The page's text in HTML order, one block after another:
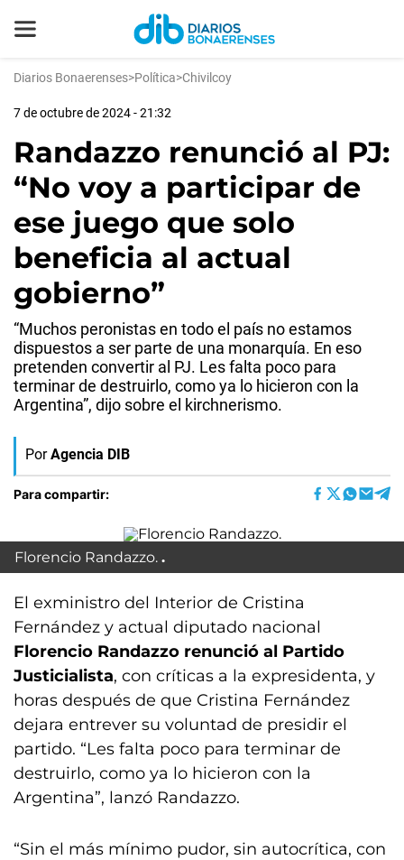
Diarios Bonaerenses>Política>Chivilcoy
7 de octubre de 2024 - 21:32
Randazzo renunció al PJ:
“No voy a participar de
ese juego que solo
beneficia al actual
gobierno”
“Muchos peronistas en todo el país no estamos
dispuestos a ser parte de una monarquía. En eso
pretenden convertir al PJ. Les falta poco para
terminar de destruirlo, como ya lo hicieron con la
Argentina”, dijo sobre el kirchnerismo.
Por Agencia DIB
Para compartir:
Florencio Randazzo.
El exministro del Interior de Cristina
Fernández y actual diputado nacional
Florencio Randazzo renunció al Partido
Justicialista, con críticas a la expresidenta, y
horas después de que Cristina Fernández
dejara entrever su voluntad de presidir el
partido. “Les falta poco para terminar de
destruirlo, como ya lo hicieron con la
Argentina”, lanzó Randazzo.
“Sin el más mínimo pudor, sin autocrítica, con